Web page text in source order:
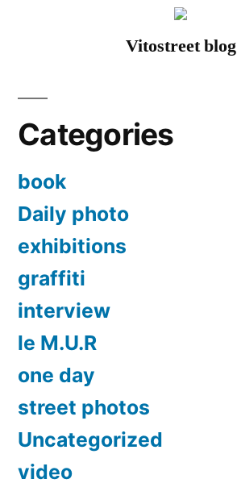
Vitostreet blog
Categories
book
Daily photo
exhibitions
graffiti
interview
le M.U.R
one day
street photos
Uncategorized
video